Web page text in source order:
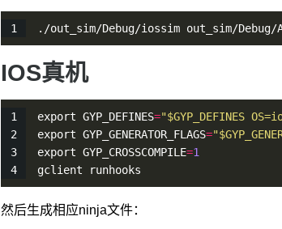
./out_sim/Debug/iossim out_sim/Debug/
IOS真机
export GYP_DEFINES="$GYP_DEFINES
export GYP_GENERATOR_FLAGS=
export GYP_CROSSCOMPILE=1
gclient runhooks
然后生成相应ninja文件：